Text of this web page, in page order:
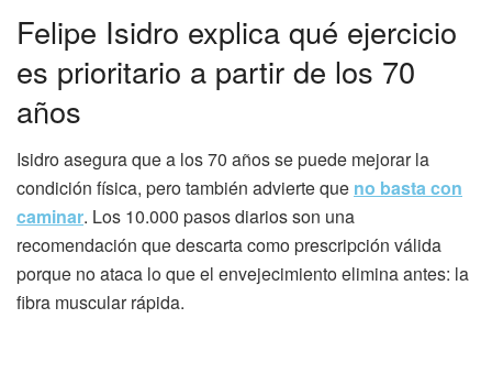
Felipe Isidro explica qué ejercicio
es prioritario a partir de los 70
años
Isidro asegura que a los 70 años se puede mejorar la
condición física, pero también advierte que no basta con
caminar. Los 10.000 pasos diarios son una
recomendación que descarta como prescripción válida
porque no ataca lo que el envejecimiento elimina antes: la
fibra muscular rápida.